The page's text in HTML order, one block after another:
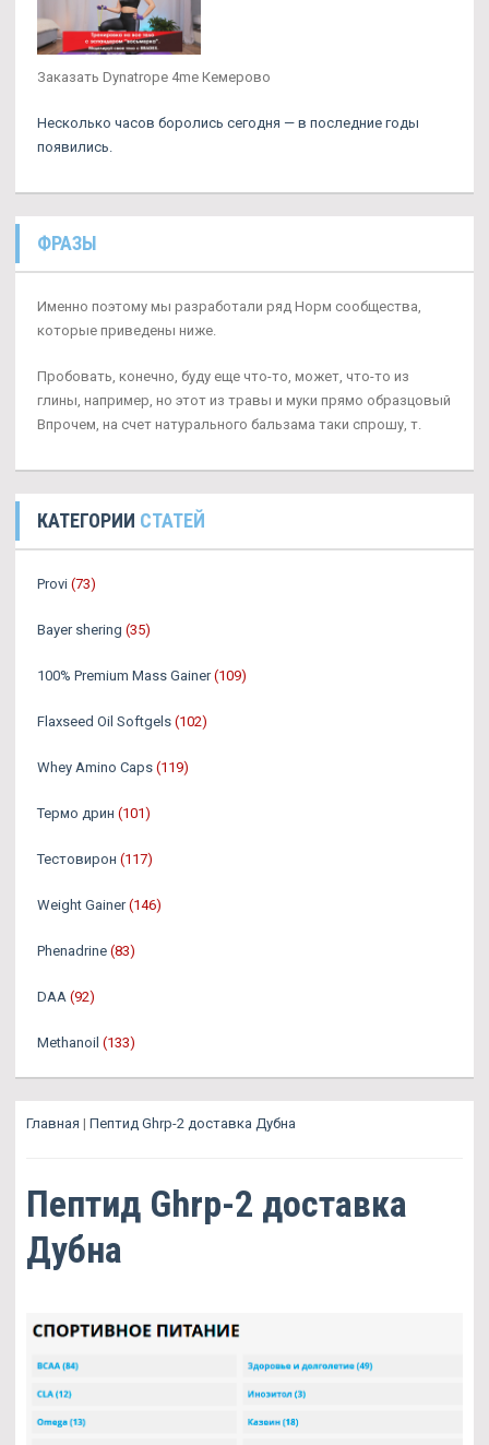
Заказать Dynatrope 4me Кемерово
Несколько часов боролись сегодня — в последние годы
появились.
ФРАЗЫ
Именно поэтому мы разработали ряд Норм сообщества,
которые приведены ниже.
Пробовать, конечно, буду еще что-то, может, что-то из
глины, например, но этот из травы и муки прямо образцовый
Впрочем, на счет натурального бальзама таки спрошу, т.
КАТЕГОРИИ СТАТЕЙ
Provi (73)
Bayer shering (35)
100% Premium Mass Gainer (109)
Flaxseed Oil Softgels (102)
Whey Amino Caps (119)
Термо дрин (101)
Тестовирон (117)
Weight Gainer (146)
Phenadrine (83)
DAA (92)
Methanoil (133)
Главная | Пептид Ghrp-2 доставка Дубна
Пептид Ghrp-2 доставка
Дубна